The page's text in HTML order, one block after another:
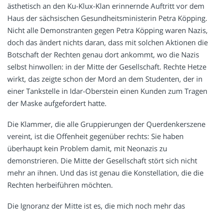
ästhetisch an den Ku-Klux-Klan erinnernde Auftritt vor dem
Haus der sächsischen Gesundheitsministerin Petra Köpping.
Nicht alle Demonstranten gegen Petra Köpping waren Nazis,
doch das ändert nichts daran, dass mit solchen Aktionen die
Botschaft der Rechten genau dort ankommt, wo die Nazis
selbst hinwollen: in der Mitte der Gesellschaft. Rechte Hetze
wirkt, das zeigte schon der Mord an dem Studenten, der in
einer Tankstelle in Idar-Oberstein einen Kunden zum Tragen
der Maske aufgefordert hatte.
Die Klammer, die alle Gruppierungen der Querdenkerszene
vereint, ist die Offenheit gegenüber rechts: Sie haben
überhaupt kein Problem damit, mit Neonazis zu
demonstrieren. Die Mitte der Gesellschaft stört sich nicht
mehr an ihnen. Und das ist genau die Konstellation, die die
Rechten herbeiführen möchten.
Die Ignoranz der Mitte ist es, die mich noch mehr das